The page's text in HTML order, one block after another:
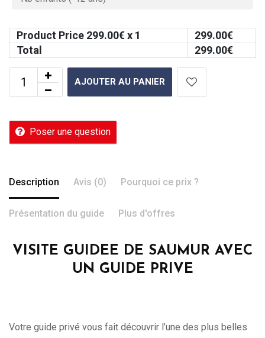
Product Price 299.00€ x 1 299.00€
Total
299.00€
AJOUTER AU PANIER
Poser une question
Description Avis (0) Pourquoi ce prix ?
Présentation du guide Plus d'offres
VISITE GUIDEE DE SAUMUR AVEC
UN GUIDE PRIVE
Votre guide privé vous fait découvrir l’une des plus belles